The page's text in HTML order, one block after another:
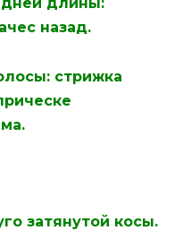
длины:
назад.
стрижка
затянутой косы.